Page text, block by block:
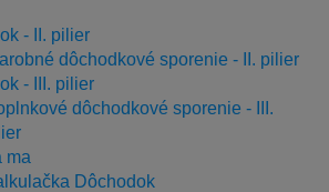
- II. pilier
dôchodkové sporenie - II. pilier
- III. pilier
dôchodkové sporenie - III.
ma
Dôchodok